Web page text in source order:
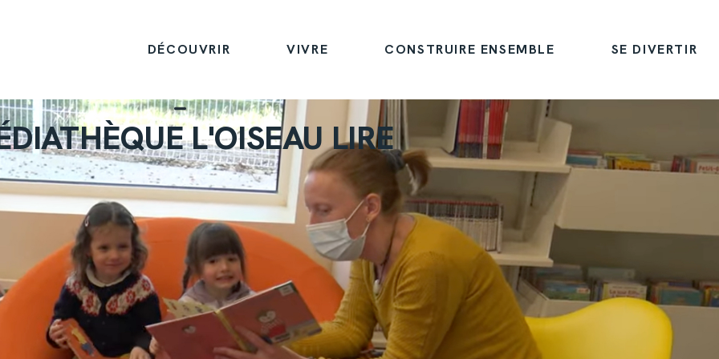
DÉCOUVRIR VIVRE CONSTRUIRE ENSEMBLE SE DIVERTIR
L'OISEAU LIRE